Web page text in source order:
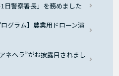
日警察署長」を務めました
グラム】農業用ドローン演
ネヘラ”がお披露目されまし